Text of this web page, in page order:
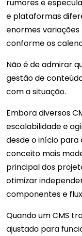
rumores e
e plataformas
enormes
conforme os
Não é de admirar
gestão de
com a situação.
Embora diversos
escalabilidade e
desde o início
conceito mais
principal dos
otimizar
componentes e
Quando um CMS
ajustado para